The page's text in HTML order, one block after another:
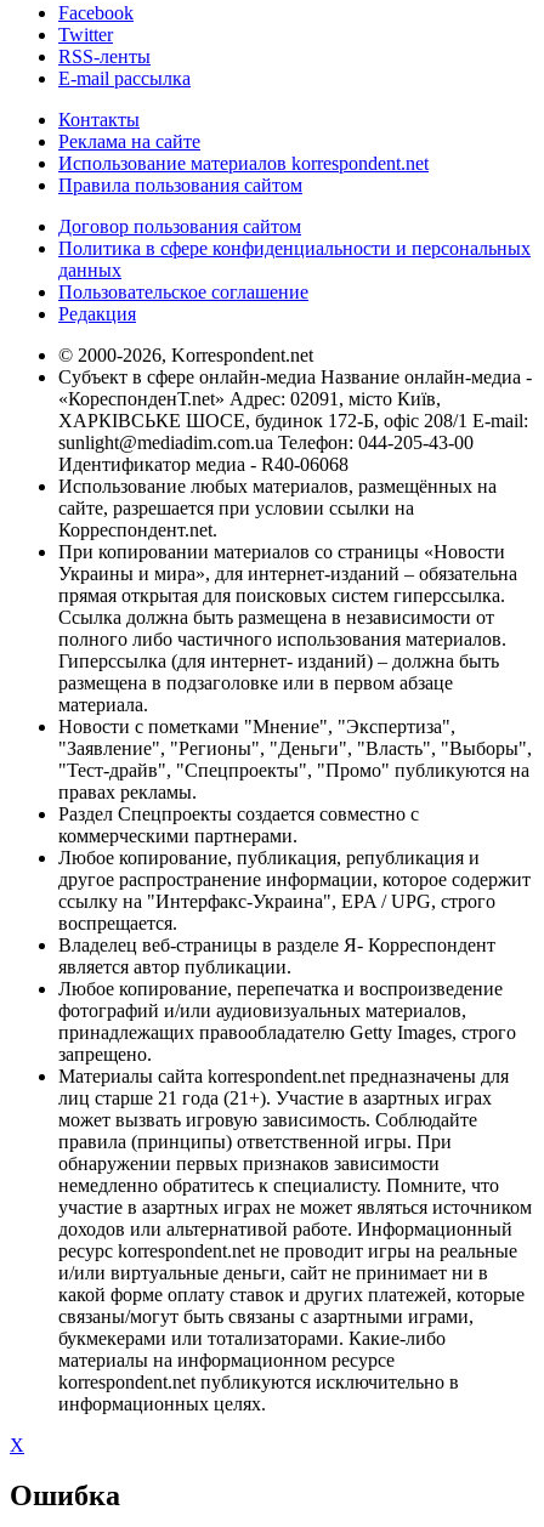
Facebook
Twitter
RSS-ленты
E-mail рассылка
Контакты
Реклама на сайте
Использование материалов korrespondent.net
Правила пользования сайтом
Договор пользования сайтом
Политика в сфере конфиденциальности и персональных
данных
Пользовательское соглашение
Редакция
© 2000-2026, Korrespondent.net
Субъект в сфере онлайн-медиа Название онлайн-медиа -
«КореспонденТ.net» Адрес: 02091, місто Київ,
ХАРКІВСЬКЕ ШОСЕ, будинок 172-Б, офіс 208/1 E-mail:
sunlight@mediadim.com.ua Телефон: 044-205-43-00
Идентификатор медиа - R40-06068
Использование любых материалов, размещённых на
сайте, разрешается при условии ссылки на
Корреспондент.net.
При копировании материалов со страницы «Новости
Украины и мира», для интернет-изданий – обязательна
прямая открытая для поисковых систем гиперссылка.
Ссылка должна быть размещена в независимости от
полного либо частичного использования материалов.
Гиперссылка (для интернет- изданий) – должна быть
размещена в подзаголовке или в первом абзаце
материала.
Новости с пометками "Мнение", "Экспертиза",
"Заявление", "Регионы", "Деньги", "Власть", "Выборы",
"Тест-драйв", "Спецпроекты", "Промо" публикуются на
правах рекламы.
Раздел Спецпроекты создается совместно с
коммерческими партнерами.
Любое копирование, публикация, републикация и
другое распространение информации, которое содержит
ссылку на "Интерфакс-Украина", EPA / UPG, строго
воспрещается.
Владелец веб-страницы в разделе Я- Корреспондент
является автор публикации.
Любое копирование, перепечатка и воспроизведение
фотографий и/или аудиовизуальных материалов,
принадлежащих правообладателю Getty Images, строго
запрещено.
Материалы сайта korrespondent.net предназначены для
лиц старше 21 года (21+). Участие в азартных играх
может вызвать игровую зависимость. Соблюдайте
правила (принципы) ответственной игры. При
обнаружении первых признаков зависимости
немедленно обратитесь к специалисту. Помните, что
участие в азартных играх не может являться источником
доходов или альтернативой работе. Информационный
ресурс korrespondent.net не проводит игры на реальные
и/или виртуальные деньги, сайт не принимает ни в
какой форме оплату ставок и других платежей, которые
связаны/могут быть связаны с азартными играми,
букмекерами или тотализаторами. Какие-либо
материалы на информационном ресурсе
korrespondent.net публикуются исключительно в
информационных целях.
X
Ошибка